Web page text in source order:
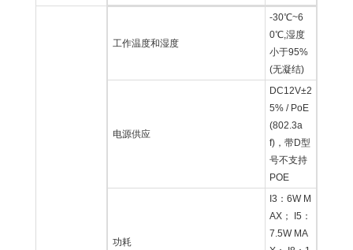
工作温度和湿度
-30℃~6
0℃,湿度
小于95%
(无凝结)
电源供应
DC12V±2
5% / PoE
(802.3a
f)，带D型
号不支持
POE
功耗
I3：6W M
AX； I5：
7.5W MA